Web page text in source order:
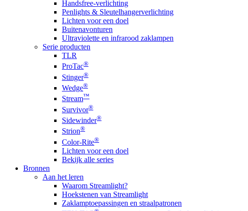
Handsfree-verlichting
Penlights & Sleutelhangerverlichting
Lichten voor een doel
Buitenavonturen
Ultraviolette en infrarood zaklampen
Serie producten
TLR
ProTac®
Stinger®
Wedge®
Stream™
Survivor®
Sidewinder®
Strion®
Color-Rite®
Lichten voor een doel
Bekijk alle series
Bronnen
Aan het leren
Waarom Streamlight?
Hoekstenen van Streamlight
Zaklamptoepassingen en straalpatronen